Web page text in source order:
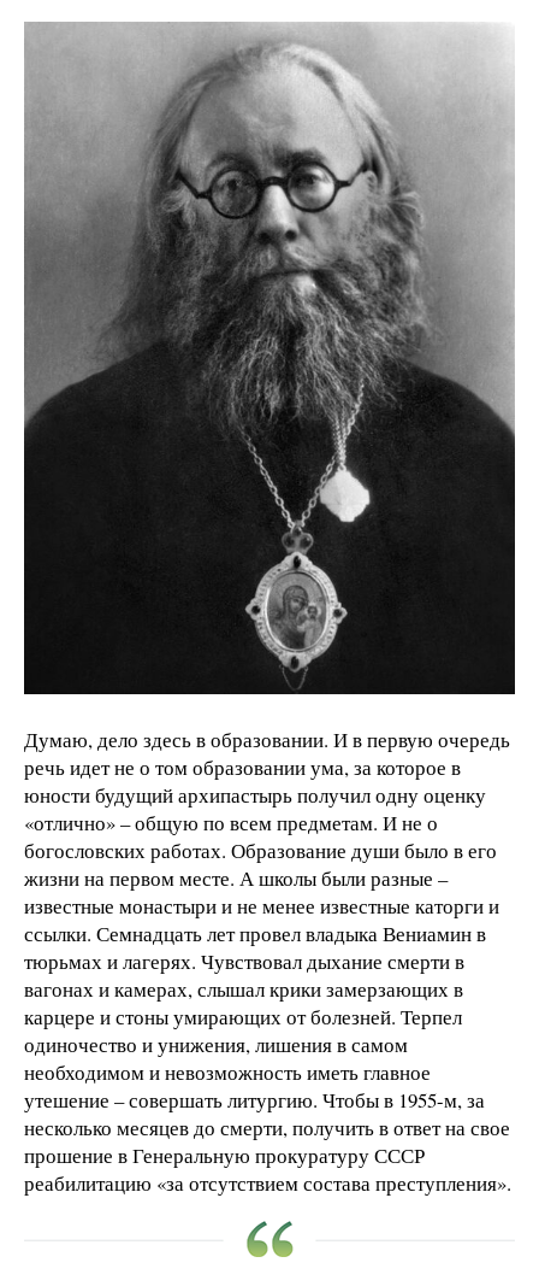
Думаю, дело здесь в образовании. И в первую очередь
речь идет не о том образовании ума, за которое в
юности будущий архипастырь получил одну оценку
«отлично» – общую по всем предметам. И не о
богословских работах. Образование души было в его
жизни на первом месте. А школы были разные –
известные монастыри и не менее известные каторги и
ссылки. Семнадцать лет провел владыка Вениамин в
тюрьмах и лагерях. Чувствовал дыхание смерти в
вагонах и камерах, слышал крики замерзающих в
карцере и стоны умирающих от болезней. Терпел
одиночество и унижения, лишения в самом
необходимом и невозможность иметь главное
утешение – совершать литургию. Чтобы в 1955-м, за
несколько месяцев до смерти, получить в ответ на свое
прошение в Генеральную прокуратуру СССР
реабилитацию «за отсутствием состава преступления».